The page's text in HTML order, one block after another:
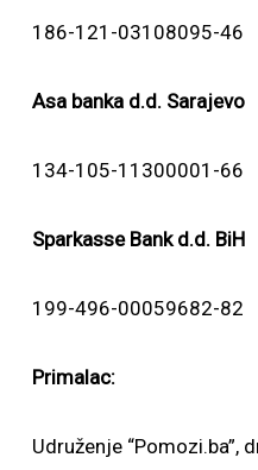
186-121-03108095-46
Asa banka d.d. Sarajevo
134-105-11300001-66
Sparkasse Bank d.d. BiH
199-496-00059682-82
Primalac:
Udruženje “Pomozi.ba”,